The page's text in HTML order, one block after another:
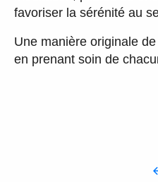
favoriser la sérénité au
Une manière originale
en prenant soin de